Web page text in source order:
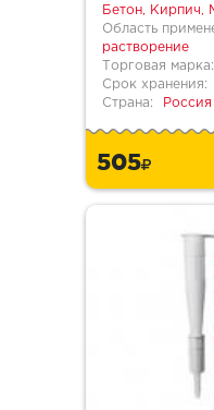
Бетон, Кирпич,
Область
растворение
Торговая марка:
Срок хранения:
Страна:
Россия
505